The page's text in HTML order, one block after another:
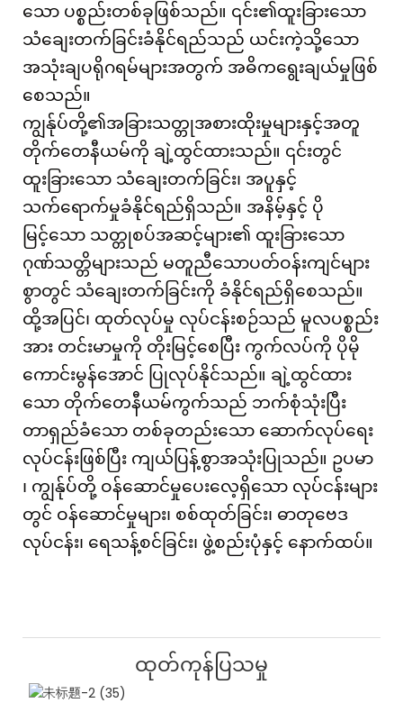
သော ပစ္စည်းတစ်ခုဖြစ်သည်။ ၎င်း၏ထူးခြားသော
သံချေးတက်ခြင်းခံနိုင်ရည်သည် ယင်းကဲ့သို့သော
အသုံးချပရိုဂရမ်များအတွက် အဓိကရွေးချယ်မှုဖြစ်
စေသည်။
ကျွန်ုပ်တို့၏အခြားသတ္တုအစားထိုးမှုများနှင့်အတူ
တိုက်တေနီယမ်ကို ချဲ့ထွင်ထားသည်။ ၎င်းတွင်
ထူးခြားသော သံချေးတက်ခြင်း၊ အပူနှင့်
သက်ရောက်မှုခံနိုင်ရည်ရှိသည်။ အနိမ့်နှင့် ပို
မြင့်သော သတ္တုစပ်အဆင့်များ၏ ထူးခြားသော
ဂုဏ်သတ္တိများသည် မတူညီသောပတ်ဝန်းကျင်များ
စွာတွင် သံချေးတက်ခြင်းကို ခံနိုင်ရည်ရှိစေသည်။
ထို့အပြင်၊ ထုတ်လုပ်မှု လုပ်ငန်းစဉ်သည် မူလပစ္စည်း
အား တင်းမာမှုကို တိုးမြင့်စေပြီး ကွက်လပ်ကို ပိုမို
ကောင်းမွန်အောင် ပြုလုပ်နိုင်သည်။ ချဲ့ထွင်ထား
သော တိုက်တေနီယမ်ကွက်သည် ဘက်စုံသုံးပြီး
တာရှည်ခံသော တစ်ခုတည်းသော ဆောက်လုပ်ရေး
လုပ်ငန်းဖြစ်ပြီး ကျယ်ပြန့်စွာအသုံးပြုသည်။ ဥပမာ
၊ ကျွန်ုပ်တို့ ဝန်ဆောင်မှုပေးလေ့ရှိသော လုပ်ငန်းများ
တွင် ဝန်ဆောင်မှုများ၊ စစ်ထုတ်ခြင်း၊ ဓာတုဗေဒ
လုပ်ငန်း၊ ရေသန့်စင်ခြင်း၊ ဖွဲ့စည်းပုံနှင့် နောက်ထပ်။
ထုတ်ကုန်ပြသမှု